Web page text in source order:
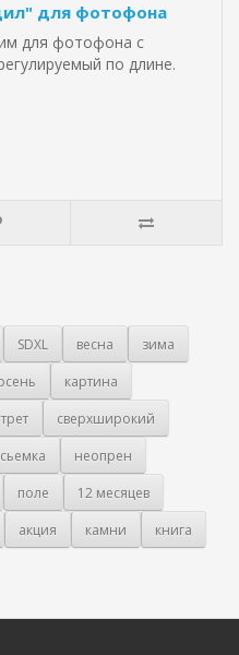
для фотофона
для фотофона с
по длине.
SDXL весна
зима
картина
сверхширокий
неопрен
поле
12 месяцев
акция камни
книга